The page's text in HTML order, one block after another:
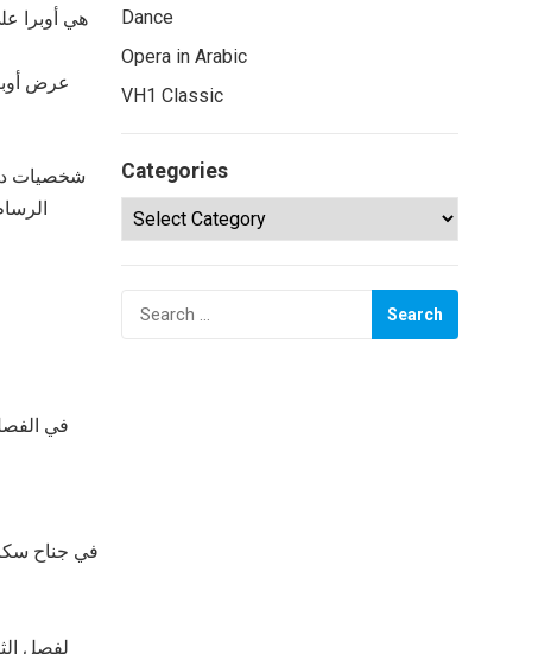
في
في جناح
لفصل
Dance
Opera in Arabic
VH1 Classic
Categories
Categories
Search